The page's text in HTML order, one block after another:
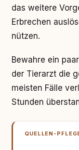
das weitere
Erbrechen
nützen.
Bewahre ein
der Tierarzt die
meisten Fälle
Stunden
QUELLEN-